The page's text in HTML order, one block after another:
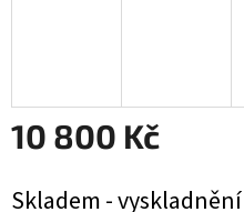
10 800 Kč
cena:
Skladem -